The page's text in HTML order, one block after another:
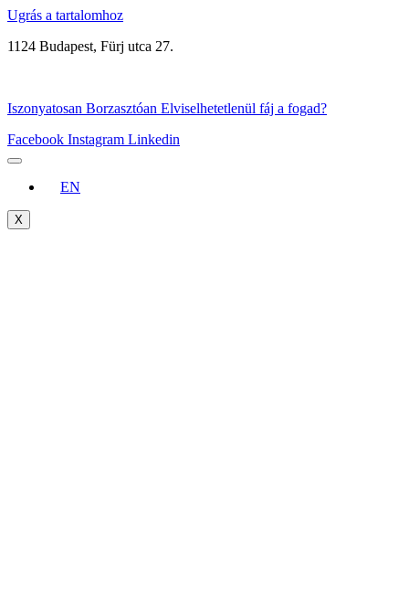
Ugrás a tartalomhoz
1124 Budapest, Fürj utca 27.
Iszonyatosan Borzasztóan Elviselhetetlenül fáj a fogad?
Facebook Instagram Linkedin
EN
X